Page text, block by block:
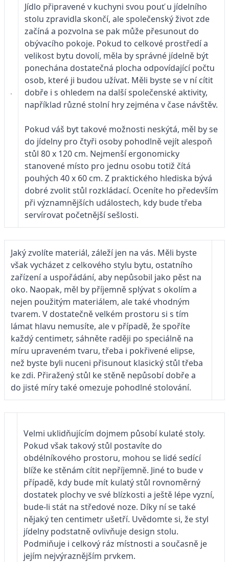
Jídlo připravené v kuchyni svou pouť u jídelního
stolu zpravidla skončí, ale společenský život zde
začíná a pozvolna se pak může přesunout do
obývacího pokoje. Pokud to celkové prostředí a
velikost bytu dovolí, měla by správné jídelně být
ponechána dostatečná plocha odpovídající počtu
osob, které ji budou užívat. Měli byste se v ní cítit
dobře i s ohledem na další společenské aktivity,
například různé stolní hry zejména v čase návštěv.
Pokud váš byt takové možnosti neskýtá, měl by se
do jídelny pro čtyři osoby pohodlně vejít alespoň
stůl 80 x 120 cm. Nejmenší ergonomicky
stanovené místo pro jednu osobu totiž čítá
pouhých 40 x 60 cm. Z praktického hlediska bývá
dobré zvolit stůl rozkládací. Oceníte ho především
při významnějších událostech, kdy bude třeba
servírovat početnější sešlosti.
Jaký zvolíte materiál, záleží jen na vás. Měli byste
však vycházet z celkového stylu bytu, ostatního
zařízení a uspořádání, aby nepůsobil jako pěst na
oko. Naopak, měl by příjemně splývat s okolím a
nejen použitým materiálem, ale také vhodným
tvarem. V dostatečně velkém prostoru si s tím
lámat hlavu nemusíte, ale v případě, že spoříte
každý centimetr, sáhněte raději po speciálně na
míru upraveném tvaru, třeba i pokřivené elipse,
než byste byli nuceni přisunout klasický stůl třeba
ke zdi. Přiražený stůl ke stěně nepůsobí dobře a
do jisté míry také omezuje pohodlné stolování.
Velmi uklidňujícím dojmem působí kulaté stoly.
Pokud však takový stůl postavíte do
obdélníkového prostoru, mohou se lidé sedící
blíže ke stěnám cítit nepříjemně. Jiné to bude v
případě, kdy bude mít kulatý stůl rovnoměrný
dostatek plochy ve své blízkosti a ještě lépe vyzní,
bude-li stát na středové noze. Díky ní se také
nějaký ten centimetr ušetří. Uvědomte si, že styl
jídelny podstatně ovlivňuje design stolu.
Podmiňuje i celkový ráz místnosti a současně je
jejím nejvýraznějším prvkem.